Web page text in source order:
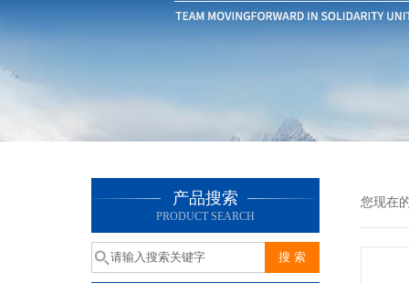
产品搜索
PRODUCT SEARCH
您现在